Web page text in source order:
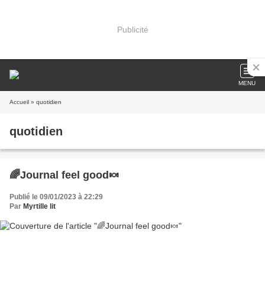
Publicité
MENU
Accueil » quotidien
quotidien
🌈Journal feel good🍬
Publié le 09/01/2023 à 22:29
Par Myrtille lit